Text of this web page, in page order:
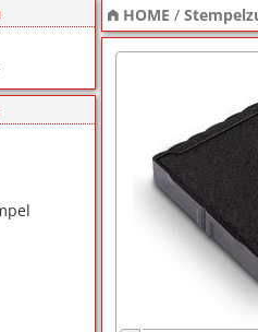
Stempel Designer
ImageCard
HOME /